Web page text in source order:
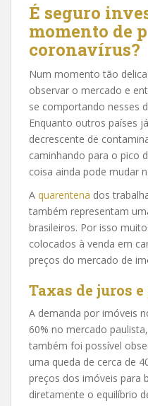
É seguro
momento de
coronavírus?
Num momento tão
observar o mercado e
se comportando nesses
Enquanto outros países
decrescente de
caminhando para o pico
coisa ainda pode mudar
A quarentena dos
também representam
brasileiros. Por isso
colocados à venda em
preços do mercado de
Taxas de juros
A demanda por imóveis
60% no mercado
também foi possível
uma queda de cerca de
preços dos imóveis para
diretamente o equilíbrio